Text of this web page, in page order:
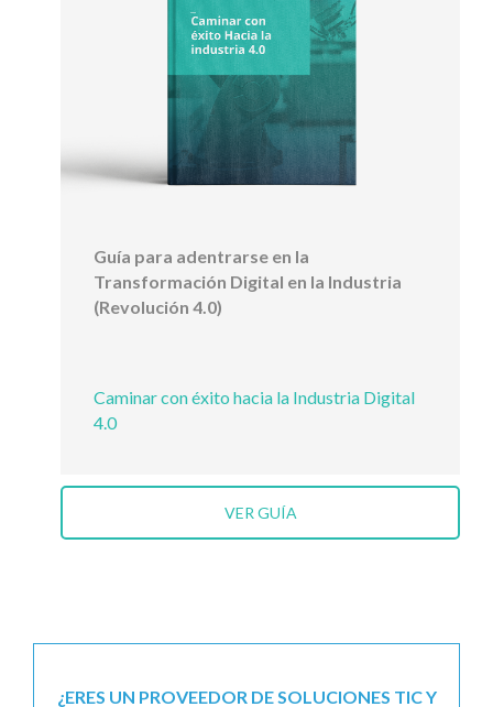
Guía para adentrarse en la
Transformación Digital en la Industria
(Revolución 4.0)
Caminar con éxito hacia la Industria Digital
4.0
VER GUÍA
¿ERES UN PROVEEDOR DE SOLUCIONES TIC Y